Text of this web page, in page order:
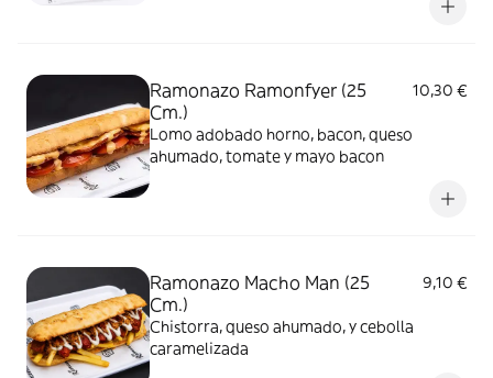
Ramonazo Ramonfyer (25
Cm.)
10,30 €
Lomo adobado horno, bacon, queso
ahumado, tomate y mayo bacon
Ramonazo Macho Man (25
Cm.)
9,10 €
Chistorra, queso ahumado, y cebolla
caramelizada